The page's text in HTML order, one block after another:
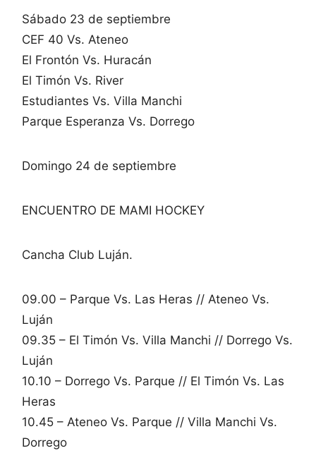
Sábado 23 de septiembre
CEF 40 Vs. Ateneo
El Frontón Vs. Huracán
El Timón Vs. River
Estudiantes Vs. Villa Manchi
Parque Esperanza Vs. Dorrego
Domingo 24 de septiembre
ENCUENTRO DE MAMI HOCKEY
Cancha Club Luján.
09.00 – Parque Vs. Las Heras // Ateneo Vs.
Luján
09.35 – El Timón Vs. Villa Manchi // Dorrego Vs.
Luján
10.10 – Dorrego Vs. Parque // El Timón Vs. Las
Heras
10.45 – Ateneo Vs. Parque // Villa Manchi Vs.
Dorrego